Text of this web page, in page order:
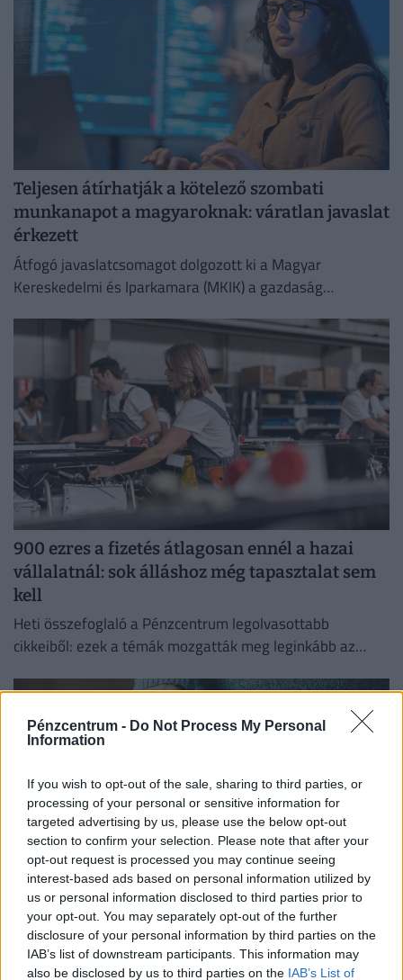
Pénzcentrum - Do Not Process My Personal
Information
If you wish to opt-out of the sale, sharing to third parties, or
processing of your personal or sensitive information for
targeted advertising by us, please use the below opt-out
section to confirm your selection. Please note that after your
opt-out request is processed you may continue seeing
interest-based ads based on personal information utilized by
us or personal information disclosed to third parties prior to
your opt-out. You may separately opt-out of the further
disclosure of your personal information by third parties on the
IAB’s list of downstream participants. This information may
also be disclosed by us to third parties on the IAB’s List of
Teljesen átírhatják a kötelező szombati
munkanapot a magyaroknak: váratlan javaslat
érkezett
Átfogó javaslatcsomagot dolgozott ki a Magyar
Kereskedelmi és Iparkamara (MKIK) a gazdaság
kezelése érdekében.
900 ezres a fizetés átlagosan ennél a hazai
vállalatnál: sok álláshoz még tapasztalat sem
kell
Heti összefoglaló a Pénzcentrum legolvasottabb
cikkeiből: ezek a témák mozgatták meg leginkább az
Kiderült, ekkora fizetéssel már jómódúnak
számítasz Magyarországon: tágul az olló
gazdag és szegény között